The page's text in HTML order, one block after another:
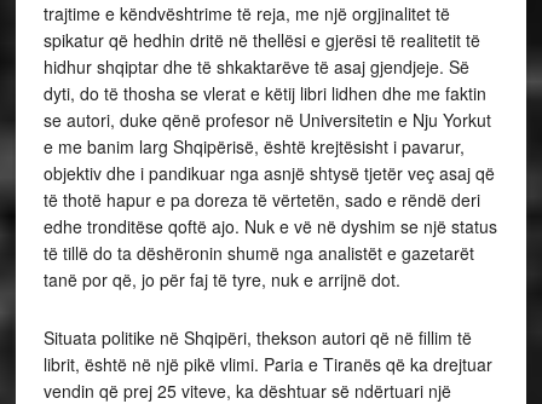
trajtime e këndvështrime të reja, me një orgjinalitet të
spikatur që hedhin dritë në thellësi e gjerësi të realitetit të
hidhur shqiptar dhe të shkaktarëve të asaj gjendjeje. Së
dyti, do të thosha se vlerat e këtij libri lidhen dhe me faktin
se autori, duke qënë profesor në Universitetin e Nju Yorkut
e me banim larg Shqipërisë, është krejtësisht i pavarur,
objektiv dhe i pandikuar nga asnjë shtysë tjetër veç asaj që
të thotë hapur e pa doreza të vërtetën, sado e rëndë deri
edhe tronditëse qoftë ajo. Nuk e vë në dyshim se një status
të tillë do ta dëshëronin shumë nga analistët e gazetarët
tanë por që, jo për faj të tyre, nuk e arrijnë dot.
Situata politike në Shqipëri, thekson autori që në fillim të
librit, është në një pikë vlimi. Paria e Tiranës që ka drejtuar
vendin që prej 25 viteve, ka dështuar së ndërtuari një